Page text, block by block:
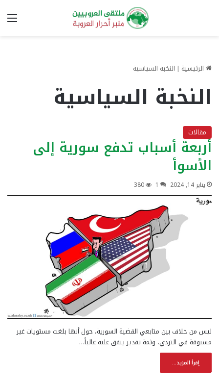
الرئيسية | النخبة السياسية
النخبة السياسية
مقالات
أربعة أسباب تدفع سورية إلى
الأسوأ
يناير 14, 2024 1
380
ليس من خلاف بين متابعي القضية السورية، حول أنها بلغت مستويات غير
مسبوقة في التردي، وثمة تقدير يتفق عليه غالباً…
إقرأ المزيد...